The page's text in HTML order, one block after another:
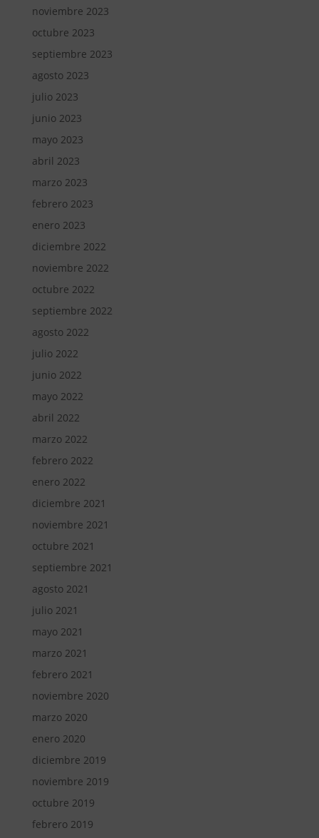
noviembre 2023
octubre 2023
septiembre 2023
agosto 2023
julio 2023
junio 2023
mayo 2023
abril 2023
marzo 2023
febrero 2023
enero 2023
diciembre 2022
noviembre 2022
octubre 2022
septiembre 2022
agosto 2022
julio 2022
junio 2022
mayo 2022
abril 2022
marzo 2022
febrero 2022
enero 2022
diciembre 2021
noviembre 2021
octubre 2021
septiembre 2021
agosto 2021
julio 2021
mayo 2021
marzo 2021
febrero 2021
noviembre 2020
marzo 2020
enero 2020
diciembre 2019
noviembre 2019
octubre 2019
febrero 2019